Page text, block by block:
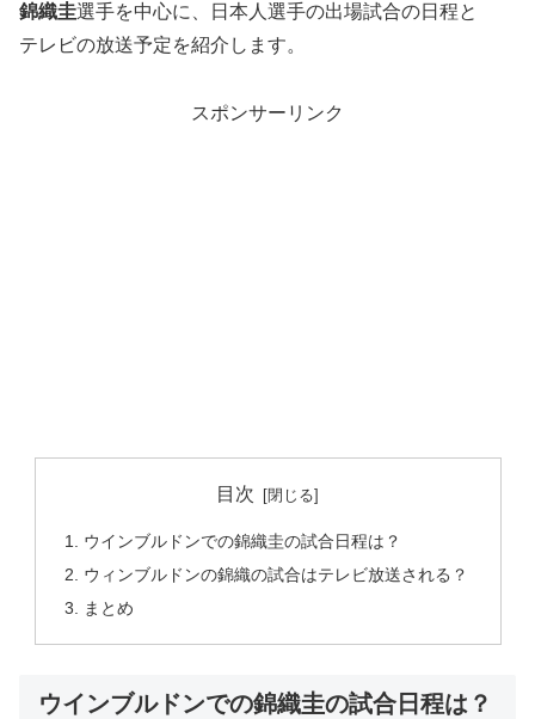
錦織圭選手を中心に、日本人選手の出場試合の日程と
テレビの放送予定を紹介します。
スポンサーリンク
目次
ウインブルドンでの錦織圭の試合日程は？
ウィンブルドンの錦織の試合はテレビ放送される？
まとめ
ウインブルドンでの錦織圭の試合日程は？